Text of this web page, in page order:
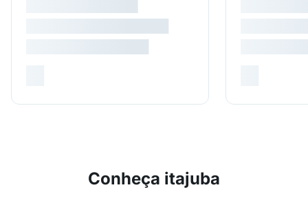
Conheça itajuba